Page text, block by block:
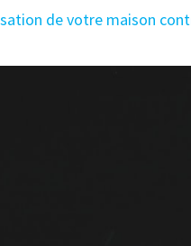
de votre maison